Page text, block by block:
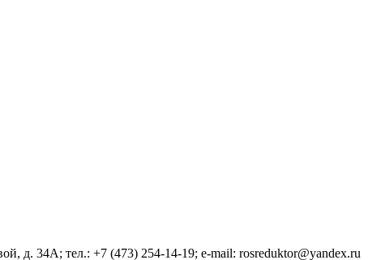
д. 34А; тел.: +7 (473) 254-14-19; e-mail: rosreduktor@yandex.ru